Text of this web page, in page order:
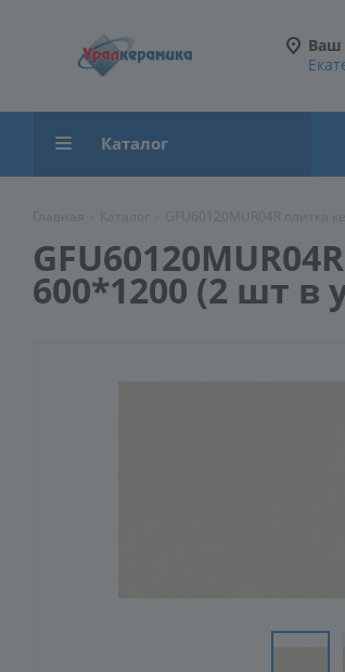
Ваш
Каталог
600*1200 (2 шт в